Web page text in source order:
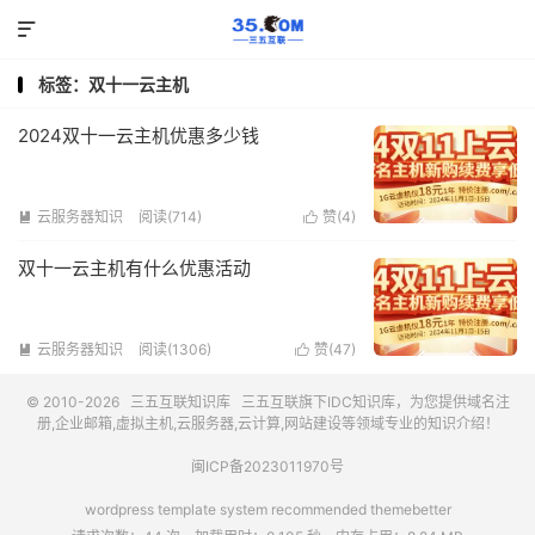

标签：双十一云主机
2024双十一云主机优惠多少钱
 云服务器知识 阅读(714)  赞(4)
双十一云主机有什么优惠活动
 云服务器知识 阅读(1306)  赞(47)
© 2010-2026 三五互联知识库 三五互联旗下IDC知识库，为您提供域名注
册,企业邮箱,虚拟主机,云服务器,云计算,网站建设等领域专业的知识介绍！
闽ICP备2023011970号
wordpress template system recommended themebetter